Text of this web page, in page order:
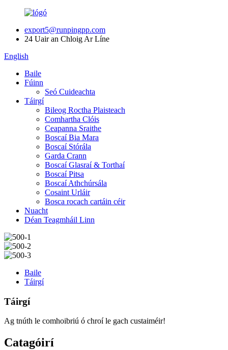
export5@runpingpp.com
24 Uair an Chloig Ar Líne
English
Baile
Fúinn
Seó Cuideachta
Táirgí
Bileog Roctha Plaisteach
Comhartha Clóis
Ceapanna Sraithe
Boscaí Bia Mara
Boscaí Stórála
Garda Crann
Boscaí Glasraí & Torthaí
Boscaí Pitsa
Boscaí Athchúrsála
Cosaint Urláir
Bosca rocach cartáin céir
Nuacht
Déan Teagmháil Linn
Baile
Táirgí
Táirgí
Ag tnúth le comhoibriú ó chroí le gach custaiméir!
Catagóirí